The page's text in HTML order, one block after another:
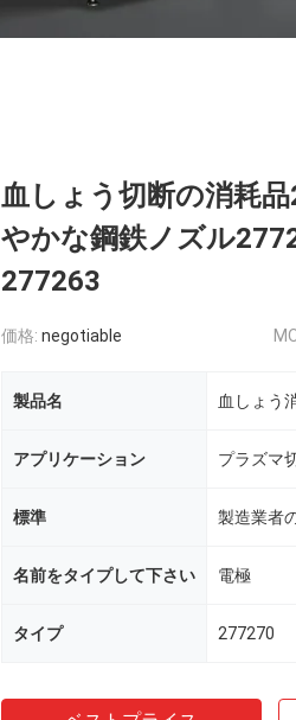
血しょう切断の消耗
やかな鋼鉄ノズル
277263
価格: negotiable
製品名 血しょう
アプリケーション プラズマ
標準 製造業者
名前をタイプして下さい 電極
タイプ 277270